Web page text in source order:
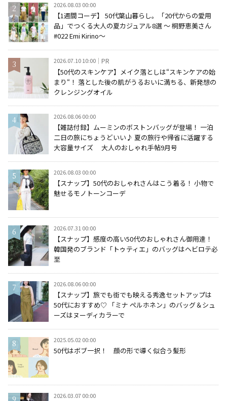
2026.08.03 00:00
【1週間コーデ】 50代葉山暮らし。「20代からの愛用
品」でつくる大人の夏カジュアル8選 ～ 桐野恵美さん
#022 Emi Kirino～
2026.07.10 10:00 PR
【50代のスキンケア】メイク落としは“スキンケアの始
まり“！ 落とした後の肌がうるおいに満ちる、新発想の
クレンジングオイル
2026.08.06 00:00
【雑誌付録】ムーミンのボストンバッグが登場！ 一泊
二日の旅にちょうどいい♪ 夏の旅行や帰省に活躍する
大容量サイズ 大人のおしゃれ手帖9月号
2026.08.03 00:00
【スナップ】50代のおしゃれさんはこう着る！ 小物で
魅せるモノトーンコーデ
2026.07.31 00:00
【スナップ】感度の高い50代のおしゃれさん御用達！
韓国発のブランド「トゥティエ」のバッグはヘビロテ必
至
2026.08.06 00:00
【スナップ】旅でも街でも映える秀逸セットアップは
50代におすすめ♡ 「ミナ ペルホネン」のバッグ＆シュ
ーズはヌーディカラーで
2025.05.02 00:00
50代はボブ一択！ 顔の形で導く似合う髪形
2026.03.07 00:00